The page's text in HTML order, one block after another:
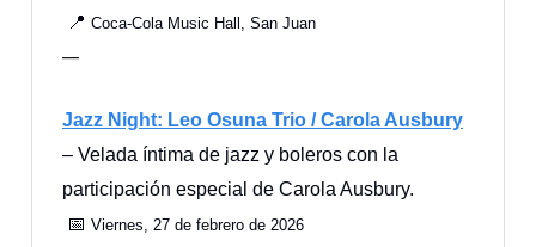
📍 Coca‑Cola Music Hall, San Juan
—
Jazz Night: Leo Osuna Trio / Carola Ausbury
– Velada íntima de jazz y boleros con la
participación especial de Carola Ausbury.
📅 Viernes, 27 de febrero de 2026